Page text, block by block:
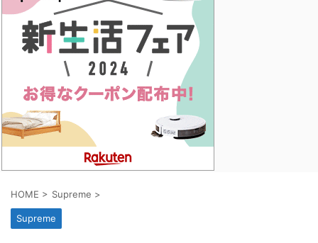
HOME > Supreme >
Supreme